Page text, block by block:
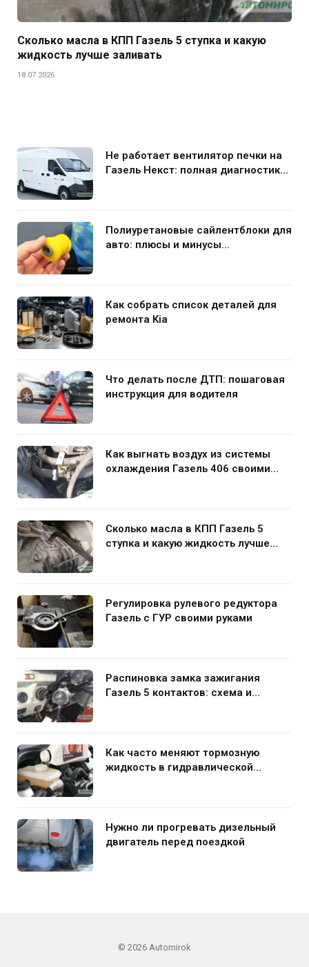
Сколько масла в КПП Газель 5 ступка и какую
жидкость лучше заливать
18.07.2026
Не работает вентилятор печки на
Газель Некст: полная диагностика
Полиуретановые сайлентблоки для
авто: плюсы и минусы
Как собрать список деталей для
ремонта Kia
Что делать после ДТП: пошаговая
инструкция для водителя
Как выгнать воздух из системы
охлаждения Газель 406 своими
Сколько масла в КПП Газель 5
ступка и какую жидкость лучше
Регулировка рулевого редуктора
Газель с ГУР своими руками
Распиновка замка зажигания
Газель 5 контактов: схема и
Как часто меняют тормозную
жидкость в гидравлической
Нужно ли прогревать дизельный
двигатель перед поездкой
© 2026 Automirok